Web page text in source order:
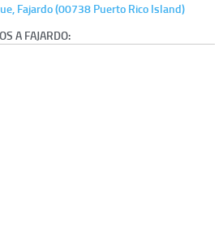
Fajardo (00738 Puerto Rico Island)
A FAJARDO: